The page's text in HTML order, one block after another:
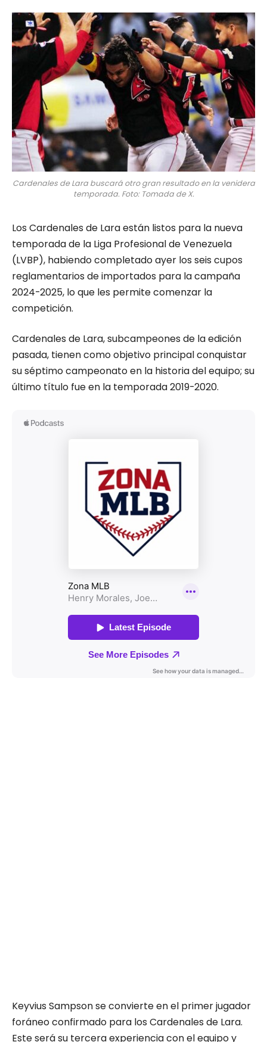
Cardenales de Lara buscará otro gran resultado en la venidera
temporada. Foto: Tomada de X.
Los Cardenales de Lara están listos para la nueva
temporada de la Liga Profesional de Venezuela
(LVBP), habiendo completado ayer los seis cupos
reglamentarios de importados para la campaña
2024-2025, lo que les permite comenzar la
competición.
Cardenales de Lara, subcampeones de la edición
pasada, tienen como objetivo principal conquistar
su séptimo campeonato en la historia del equipo; su
último título fue en la temporada 2019-2020.
Keyvius Sampson se convierte en el primer jugador
foráneo confirmado para los Cardenales de Lara.
Este será su tercera experiencia con el equipo y